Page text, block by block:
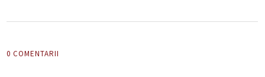
0 COMENTARII